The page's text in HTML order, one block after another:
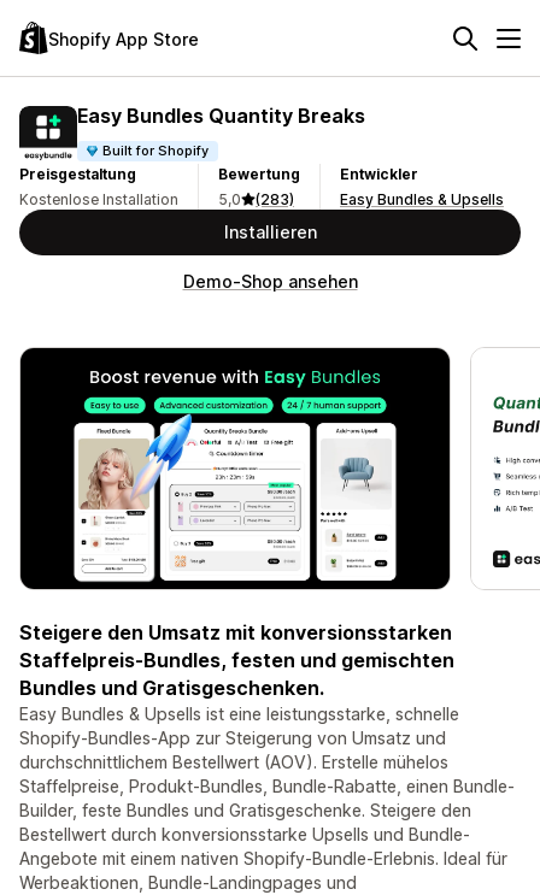
Shopify App Store
Easy Bundles Quantity Breaks
Built for Shopify
Preisgestaltung
Kostenlose Installation
Bewertung
5,0
(283)
Entwickler
Easy Bundles & Upsells
Installieren
Demo-Shop ansehen
Steigere den Umsatz mit konversionsstarken
Staffelpreis-Bundles, festen und gemischten
Bundles und Gratisgeschenken.
Easy Bundles & Upsells ist eine leistungsstarke, schnelle
Shopify-Bundles-App zur Steigerung von Umsatz und
durchschnittlichem Bestellwert (AOV). Erstelle mühelos
Staffelpreise, Produkt-Bundles, Bundle-Rabatte, einen Bundle-
Builder, feste Bundles und Gratisgeschenke. Steigere den
Bestellwert durch konversionsstarke Upsells und Bundle-
Angebote mit einem nativen Shopify-Bundle-Erlebnis. Ideal für
Werbeaktionen, Bundle-Landingpages und